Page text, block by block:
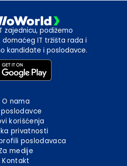
zajednicu, podižemo
IT tržišta rada i
kandidate i poslodavce.
O nama
poslodavce
korišćenja
privatnosti
poslodavaca
medije
Kontakt